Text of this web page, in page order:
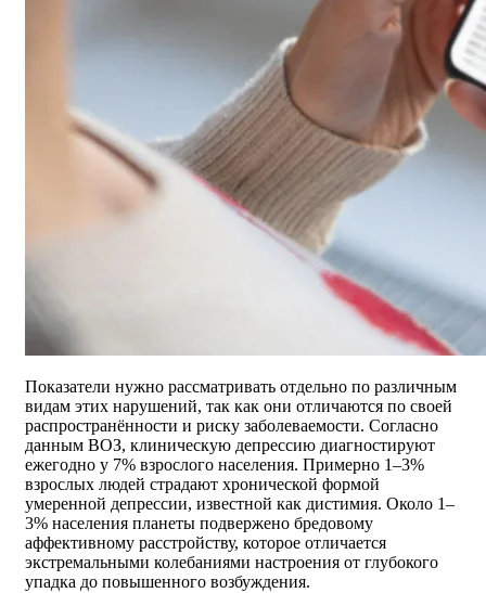
Показатели нужно рассматривать отдельно по различным
видам этих нарушений, так как они отличаются по своей
распространённости и риску заболеваемости. Согласно
данным ВОЗ, клиническую депрессию диагностируют
ежегодно у 7% взрослого населения. Примерно 1–3%
взрослых людей страдают хронической формой
умеренной депрессии, известной как дистимия. Около 1–
3% населения планеты подвержено бредовому
аффективному расстройству, которое отличается
экстремальными колебаниями настроения от глубокого
упадка до повышенного возбуждения.